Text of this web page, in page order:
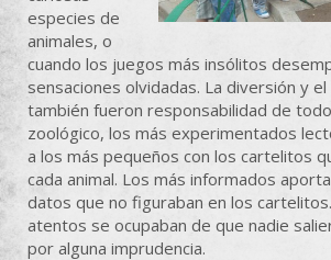
especies de
animales, o
cuando los juegos más insólitos
sensaciones olvidadas. La diversión y
también fueron responsabilidad de
zoológico, los más experimentados
a los más pequeños con los cartelitos
cada animal. Los más informados
datos que no figuraban en los
atentos se ocupaban de que nadie
por alguna imprudencia.